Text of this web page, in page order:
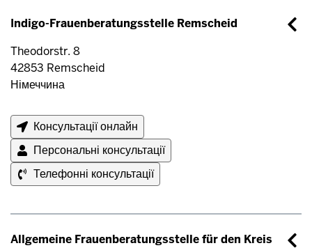
Indigo-Frauenberatungsstelle Remscheid
Theodorstr. 8
42853 Remscheid
Німеччина
Консультації онлайн
Персональні консультації
Телефонні консультації
Allgemeine Frauenberatungsstelle für den Kreis